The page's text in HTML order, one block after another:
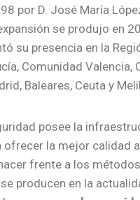
por D. José María
se produjo en
su presencia en la
Comunidad Valencia,
Baleares, Ceuta y
posee la
ofrecer la mejor calidad
frente a los métodos
producen en la